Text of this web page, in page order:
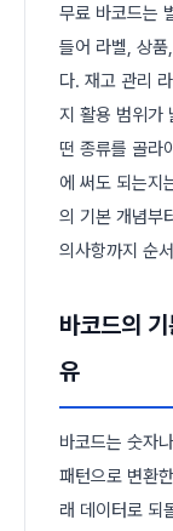
무료 바코드는
들어 라벨, 상품
다. 재고 관리
지 활용 범위가
떤 종류를 골라
에 써도 되는지
의 기본 개념부
의사항까지 순
바코드의
유
바코드는 숫자
패턴으로 변환
래 데이터로 되